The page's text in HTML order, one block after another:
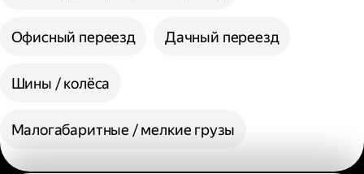
Офисный переезд Дачный переезд
Шины / колёса
Малогабаритные / мелкие грузы